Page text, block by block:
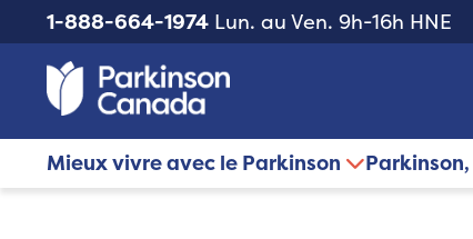
1-888-664-1974 Lun. au Ven. 9h-16h HNE
Mieux vivre avec le Parkinson